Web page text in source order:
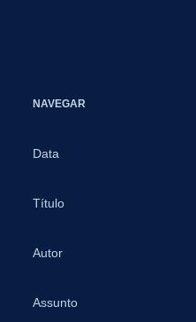
NAVEGAR
Data
Título
Autor
Assunto